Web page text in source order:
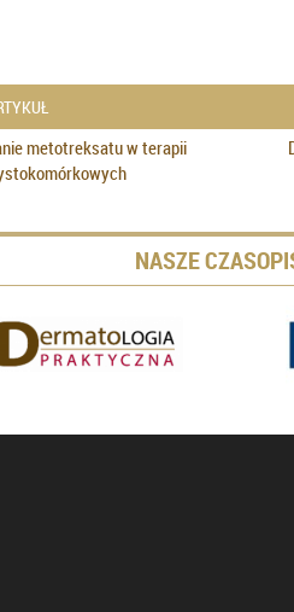
metotreksatu w terapii
NASZE